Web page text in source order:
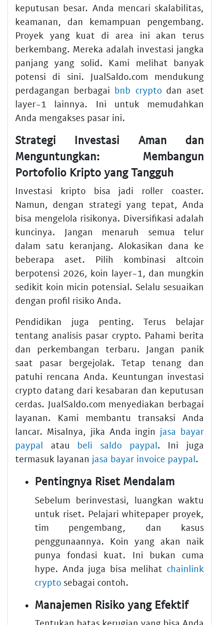
keputusan besar. Anda mencari skalabilitas,
keamanan, dan kemampuan pengembang.
Proyek yang kuat di area ini akan terus
berkembang. Mereka adalah investasi jangka
panjang yang solid. Kami melihat banyak
potensi di sini. JualSaldo.com mendukung
perdagangan berbagai bnb cryptodan aset
layer-1 lainnya. Ini untuk memudahkan
Anda mengakses pasar ini.
Strategi Investasi Aman dan
Menguntungkan: Membangun
Portofolio Kripto yang Tangguh
Investasi kripto bisa jadi roller coaster.
Namun, dengan strategi yang tepat, Anda
bisa mengelola risikonya. Diversifikasi adalah
kuncinya. Jangan menaruh semua telur
dalam satu keranjang. Alokasikan dana ke
beberapa aset. Pilih kombinasi altcoin
berpotensi 2026, koin layer-1, dan mungkin
sedikit koin micin potensial. Selalu sesuaikan
dengan profil risiko Anda.
Pendidikan juga penting. Terus belajar
tentang analisis pasar crypto. Pahami berita
dan perkembangan terbaru. Jangan panik
saat pasar bergejolak. Tetap tenang dan
patuhi rencana Anda. Keuntungan investasi
crypto datang dari kesabaran dan keputusan
cerdas. JualSaldo.com menyediakan berbagai
layanan. Kami membantu transaksi Anda
lancar. Misalnya, jika Anda ingin jasa bayar
paypal atau beli saldo paypal. Ini juga
termasuk layanan jasa bayar invoice paypal.
Pentingnya Riset Mendalam
Sebelum berinvestasi, luangkan waktu
untuk riset. Pelajari whitepaper proyek,
tim pengembang, dan kasus
penggunaannya. Koin yang akan naik
punya fondasi kuat. Ini bukan cuma
hype. Anda juga bisa melihat chainlink
crypto sebagai contoh.
Manajemen Risiko yang Efektif